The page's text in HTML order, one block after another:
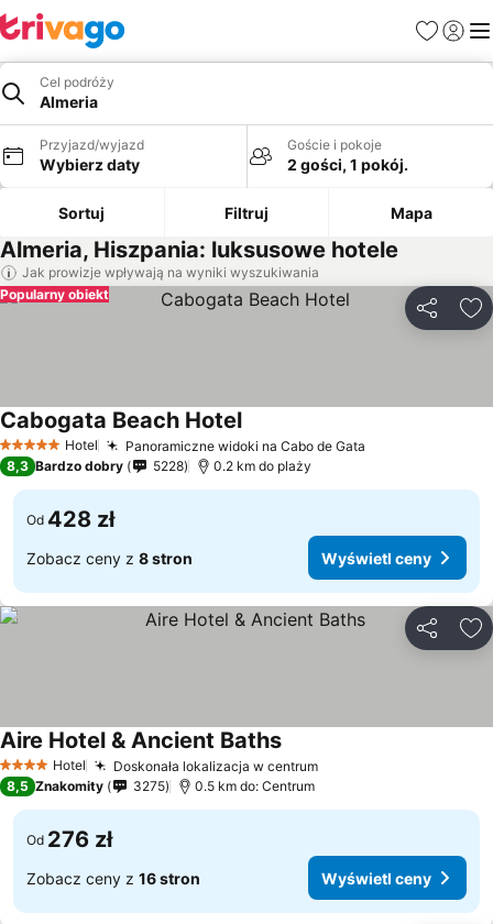
Ulubione
Cel podróży
Almeria
Przyjazd/wyjazd
Wybierz daty
Goście i pokoje
2 gości, 1 pokój.
Sortuj Filtruj Mapa
Almeria, Hiszpania: luksusowe hotele
Jak prowizje wpływają na wyniki wyszukiwania
Popularny obiekt
5 KategoriaHotel Panoramiczne widoki na Cabo de Gata
Cabogata Beach Hotel
8,3 Bardzo dobry 5228 0.2 km do plaży
Od 428 zł
Zobacz ceny z 8 stron Wyświetl ceny
4 KategoriaHotel Doskonała lokalizacja w centrum
Aire Hotel & Ancient Baths
8,5 Znakomity 3275 0.5 km do: Centrum
Od 276 zł
Zobacz ceny z 16 stron Wyświetl ceny